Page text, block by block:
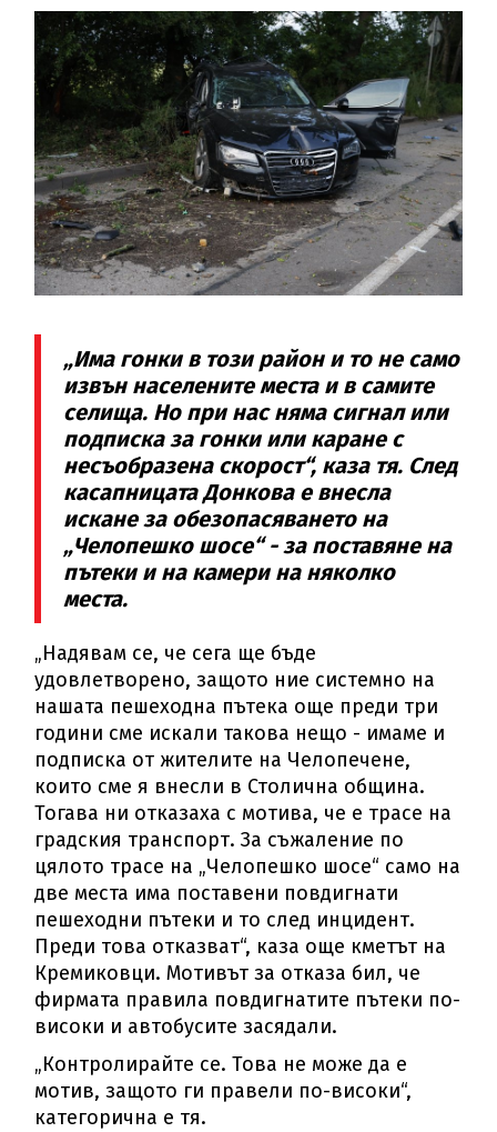
„Има гонки в този район и то не само
извън населените места и в самите
селища. Но при нас няма сигнал или
подписка за гонки или каране с
несъобразена скорост“, каза тя. След
касапницата Донкова е внесла
искане за обезопасяването на
„Челопешко шосе“ - за поставяне на
пътеки и на камери на няколко
места.
„Надявам се, че сега ще бъде
удовлетворено, защото ние системно на
нашата пешеходна пътека още преди три
години сме искали такова нещо - имаме и
подписка от жителите на Челопечене,
които сме я внесли в Столична община.
Тогава ни отказаха с мотива, че е трасе на
градския транспорт. За съжаление по
цялото трасе на „Челопешко шосе“ само на
две места има поставени повдигнати
пешеходни пътеки и то след инцидент.
Преди това отказват“, каза още кметът на
Кремиковци. Мотивът за отказа бил, че
фирмата правила повдигнатите пътеки по-
високи и автобусите засядали.
„Контролирайте се. Това не може да е
мотив, защото ги правели по-високи“,
категорична е тя.